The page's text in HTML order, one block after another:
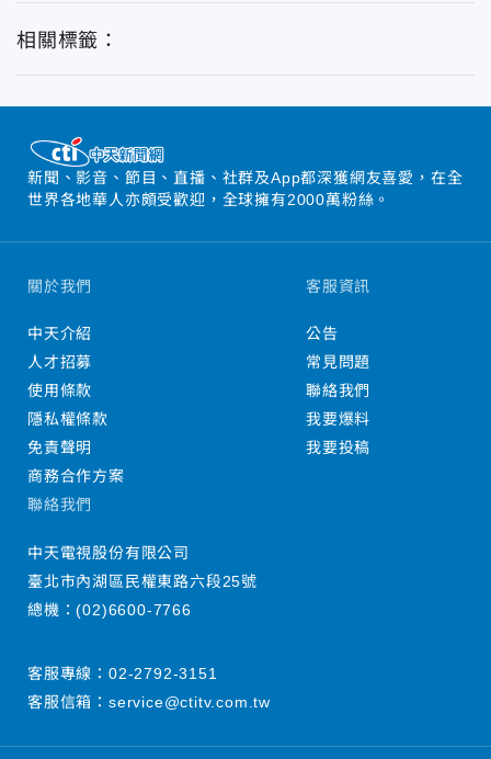
相關標籤：
新聞、影音、節目、直播、社群及App都深獲網友喜愛，在全
世界各地華人亦頗受歡迎，全球擁有2000萬粉絲。
關於我們
中天介紹
人才招募
使用條款
隱私權條款
免責聲明
商務合作方案
客服資訊
公告
常見問題
聯絡我們
我要爆料
我要投稿
聯絡我們
中天電視股份有限公司
臺北市內湖區民權東路六段25號
總機：(02)6600-7766
客服專線： 02-2792-3151
客服信箱： service@ctitv.com.tw